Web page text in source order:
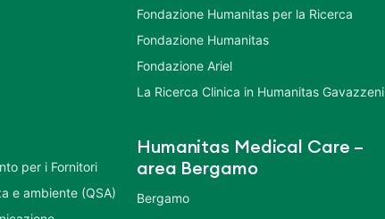
per i Fornitori
e ambiente (QSA)
Fondazione Humanitas per la Ricerca
Fondazione Humanitas
Fondazione Ariel
La Ricerca Clinica in Humanitas Gavazzeni
Humanitas Medical Care –
area Bergamo
Bergamo